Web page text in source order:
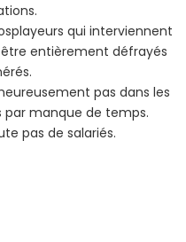
qui interviennent
entièrement défrayés
pas dans les
manque de temps.
pas de salariés.